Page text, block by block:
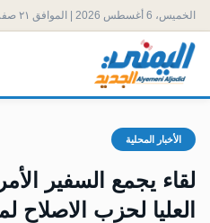
الخميس، 6 أغسطس 2026 | الموافق ٢١ صفر ١٤٤٨ هـ
الأخبار المحلية
لقاء يجمع السفير
العليا لحزب الاصلاح